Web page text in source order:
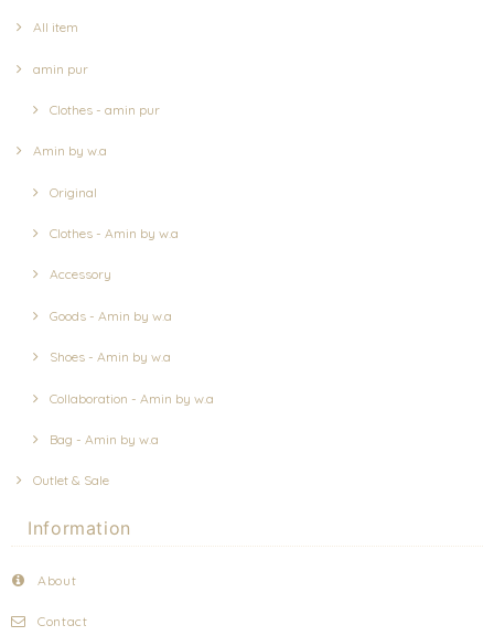
All item
amin pur
Clothes - amin pur
Amin by w.a
Original
Clothes - Amin by w.a
Accessory
Goods - Amin by w.a
Shoes - Amin by w.a
Collaboration - Amin by w.a
Bag - Amin by w.a
Outlet & Sale
Information
About
Contact